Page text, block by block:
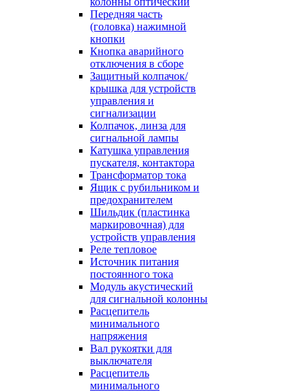
Передняя часть
(головка) нажимной
кнопки
Кнопка аварийного
отключения в сборе
Защитный колпачок/
крышка для устройств
управления и
сигнализации
Колпачок, линза для
сигнальной лампы
Катушка управления
пускателя, контактора
Трансформатор тока
Ящик с рубильником и
предохранителем
Шильдик (пластинка
маркировочная) для
устройств управления
Реле тепловое
Источник питания
постоянного тока
Модуль акустический
для сигнальной колонны
Расцепитель
минимального
напряжения
Вал рукоятки для
выключателя
Расцепитель
минимального